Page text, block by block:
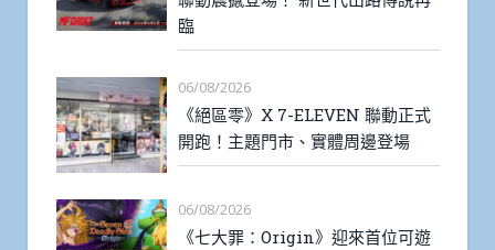
臨
06/08/2026
《絕區零》X 7-ELEVEN 聯動正式
開跑！主題門市、實體周邊登場
06/08/2026
《七大罪：Origin》迎來首位可遊